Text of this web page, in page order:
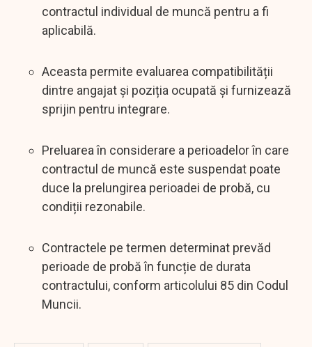
contractul individual de muncă pentru a fi
aplicabilă.
Aceasta permite evaluarea compatibilității
dintre angajat și poziția ocupată și furnizează
sprijin pentru integrare.
Preluarea în considerare a perioadelor în care
contractul de muncă este suspendat poate
duce la prelungirea perioadei de probă, cu
condiții rezonabile.
Contractele pe termen determinat prevăd
perioade de probă în funcție de durata
contractului, conform articolului 85 din Codul
Muncii.